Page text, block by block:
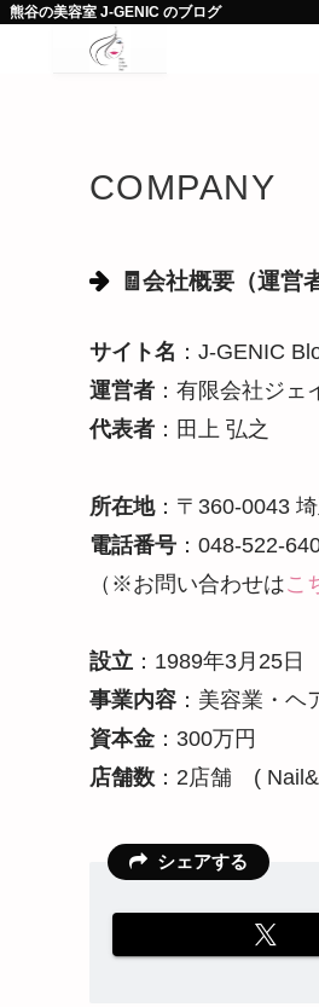
熊谷の美容室 J-GENIC のブログ
COMPANY
🧾会社概要（運営
サイト名 ：J-GENIC
運営者 ：有限会社ジェ
代表者 ：田上 弘之
所在地：〒360-0043
電話番号 ：048-522-
（※お問い合わせはこ
設立 ：1989年3月25日
事業内容 ：美容業・
資本金 ：300万円
店舗数 ：2店舗 (
シェアする